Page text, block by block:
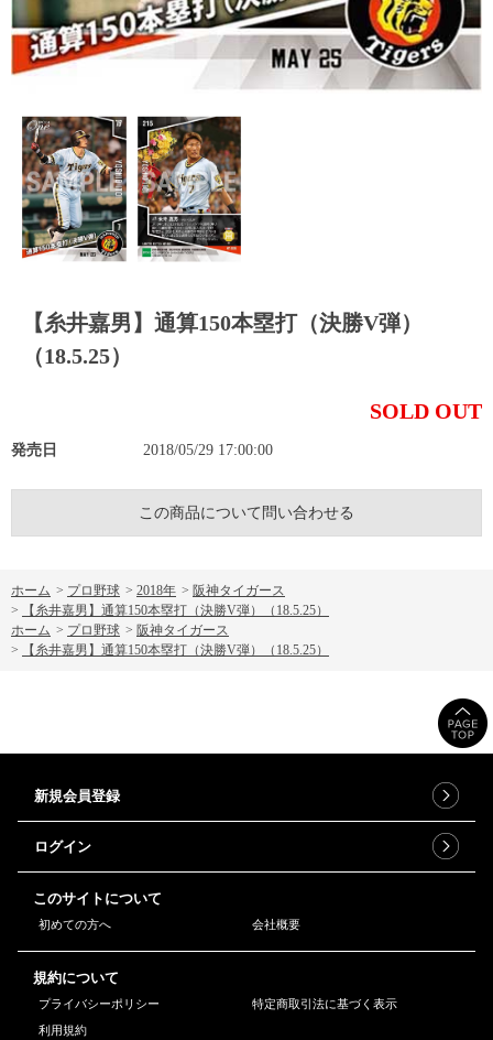
【糸井嘉男】通算150本塁打（決勝V弾）
（18.5.25）
SOLD OUT
発売日 2018/05/29 17:00:00
この商品について問い合わせる
ホーム > プロ野球 > 2018年 > 阪神タイガース
>
【糸井嘉男】通算150本塁打（決勝V弾）（18.5.25）
ホーム > プロ野球 > 阪神タイガース
>
【糸井嘉男】通算150本塁打（決勝V弾）（18.5.25）
新規会員登録
ログイン
このサイトについて
初めての方へ 会社概要
規約について
プライバシーポリシー
特定商取引法に基づく表示
利用規約